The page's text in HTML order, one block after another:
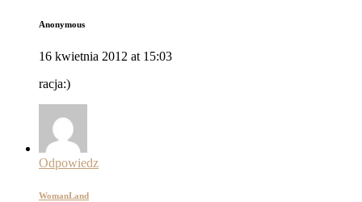
Anonymous
16 kwietnia 2012 at 15:03
racja:)
Odpowiedz
WomanLand